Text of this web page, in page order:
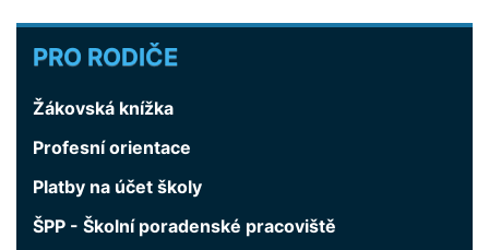
PRO
RODIČE
PRO RODIČE
Žákovská knížka
Profesní orientace
Platby na účet školy
ŠPP - Školní poradenské pracoviště